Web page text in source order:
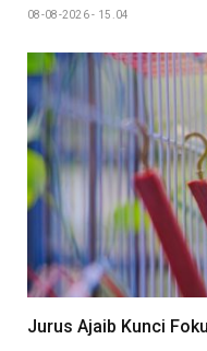
08-08-2026 - 15.04
Jurus Ajaib Kunci